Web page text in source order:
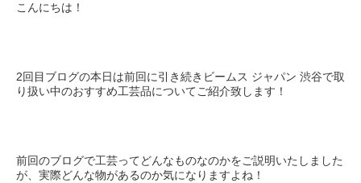
こんにちは！
2回目ブログの本日は前回に引き続きビームス ジャパン 渋谷で取
り扱い中のおすすめ工芸品についてご紹介致します！
前回のブログで工芸ってどんなものなのかをご説明いたしました
が、実際どんな物があるのか気になりますよね！